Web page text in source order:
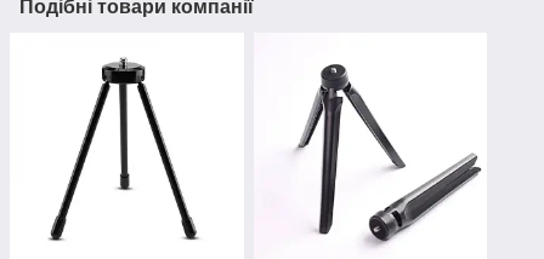
Подібні товари компанії